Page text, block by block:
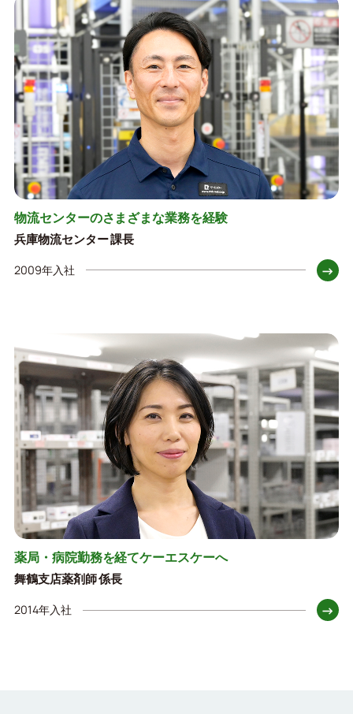
物流センターのさまざまな業務を経験
兵庫物流センター 課長
2009年入社 →
薬局・病院勤務を経てケーエスケーへ
舞鶴支店薬剤師 係長
2014年入社 →